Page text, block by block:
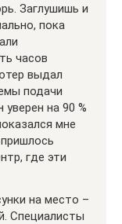
Заглушишь и
пока
часов
выдал
подачи
на 90 %
мне
где эти
на место –
Специалисты